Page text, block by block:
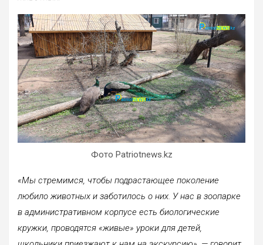
Фото Patriotnews.kz
«Мы стремимся, чтобы подрастающее поколение
любило животных и заботилось о них. У нас в зоопарке
в административном корпусе есть биологические
кружки, проводятся «живые» уроки для детей,